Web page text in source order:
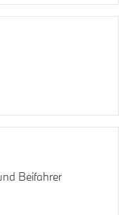
Beifahrer